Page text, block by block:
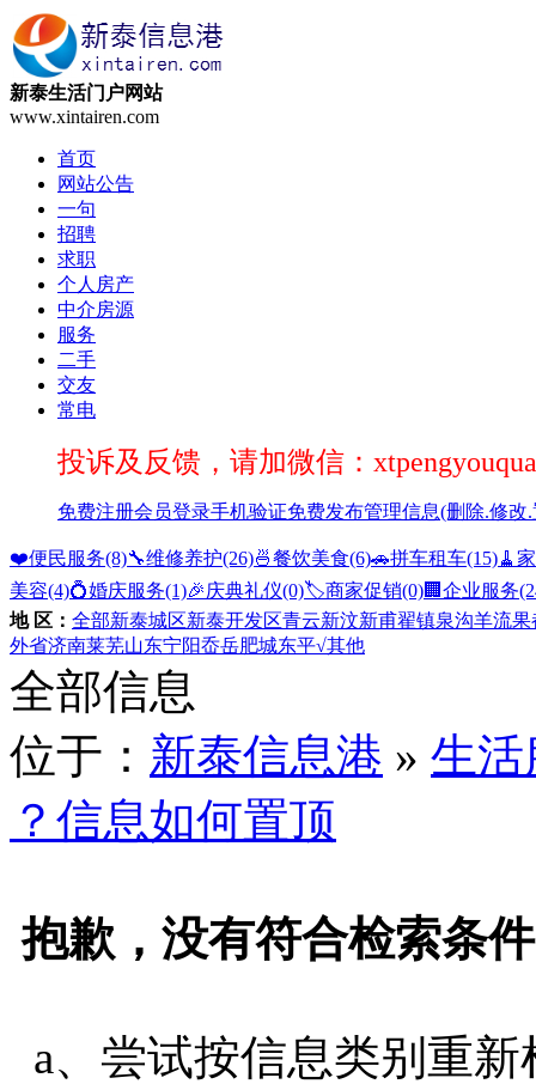
新泰生活门户网站
www.xintairen.com
首页
网站公告
一句
招聘
求职
个人房产
中介房源
服务
二手
交友
常电
投诉及反馈，请加微信：
免费注册会员登录手机验证免费发布管理信息(删除.修改
❤️便民服务(8)🔧维修养护(26)🍜餐饮美食(6)🚗拼车租车(15)🧹
美容(4)💍婚庆服务(1)🎉庆典礼仪(0)🏷️商家促销(0)🏢企业服务
地 区： 全部新泰城区新泰开发区青云新汶新甫翟镇泉沟羊流果
外省济南莱芜山东宁阳岙岳肥城东平√其他
全部信息
位于： 新泰信息港 » 生活
？信息如何置顶
抱歉，没有符合检索条
a、尝试按信息类别重